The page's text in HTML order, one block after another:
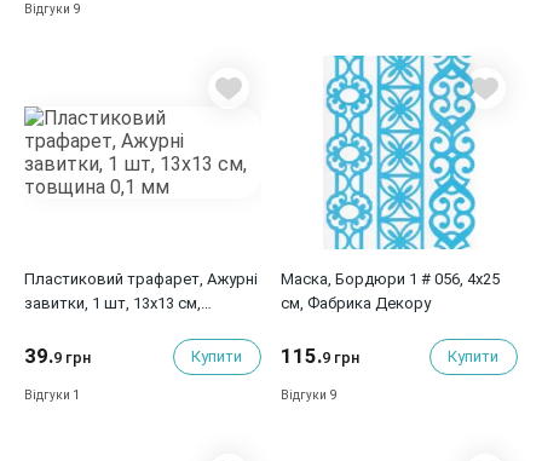
Відгуки 9
Пластиковий трафарет, Ажурні
завитки, 1 шт, 13x13 см,
39.9 грн Купити
Відгуки 1
Маска, Бордюри 1 # 056, 4x25
см, Фабрика Декору
115.9 грн Купити
Відгуки 9